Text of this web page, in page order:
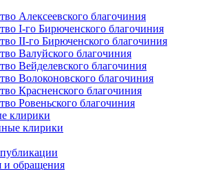
Алексеевского благочиния
I-го Бирюченского благочиния
II-го Бирюченского благочиния
Валуйского благочиния
Вейделевского благочиния
Волоконовского благочиния
Красненского благочиния
Ровеньского благочиния
клирики
клирики
и обращения